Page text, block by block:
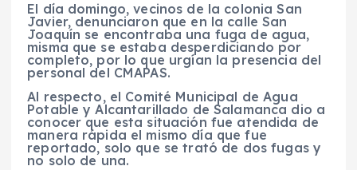
El día domingo, vecinos de la colonia San
Javier, denunciaron que en la calle San
Joaquín se encontraba una fuga de agua,
misma que se estaba desperdiciando por
completo, por lo que urgían la presencia del
personal del CMAPAS.
Al respecto, el Comité Municipal de Agua
Potable y Alcantarillado de Salamanca dio a
conocer que esta situación fue atendida de
manera rápida el mismo día que fue
reportado, solo que se trató de dos fugas y
no solo de una.